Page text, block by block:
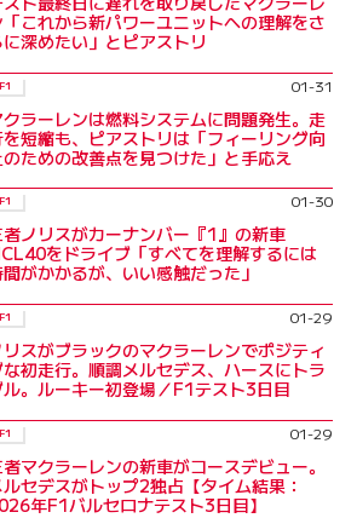
「これから新パワーユニットへの理解をさ
に深めたい」とピアストリ
F1 01-31
クラーレンは燃料システムに問題発生。走
短縮も、ピアストリは「フィーリング向
のための改善点を見つけた」と手応え
F1 01-30
者ノリスがカーナンバー『1』の新車
をドライブ「すべてを理解するには
がかかるが、いい感触だった」
F1 01-29
リスがブラックのマクラーレンでポジティ
な初走行。順調メルセデス、ハースにトラ
ル。ルーキー初登場／F1テスト3日目
F1 01-29
者マクラーレンの新車がコースデビュー。
ルセデスがトップ2独占【タイム結果：
年F1バルセロナテスト3日目】